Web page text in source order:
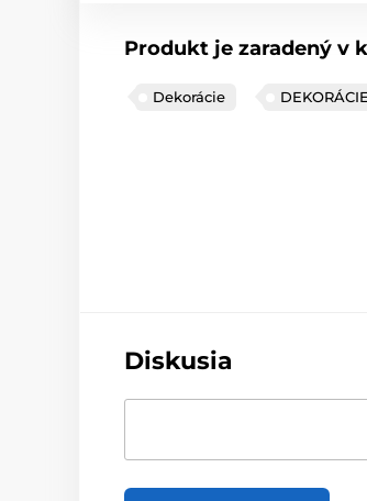
Produkt je zaradený v
Dekorácie
Diskusia